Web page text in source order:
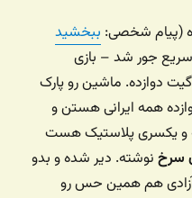
(پیام شخصی: ببخشید
جور شد – بازی
دوازده. ماشین رو پارک
همه ایرانی هستن و
و یکسری پلاستیک هست
سرخ نوشته. دیر شده و بدو
آزادی هم همین حس رو